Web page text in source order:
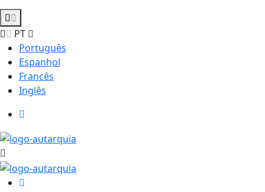
PT
Português
Espanhol
Francês
Inglês